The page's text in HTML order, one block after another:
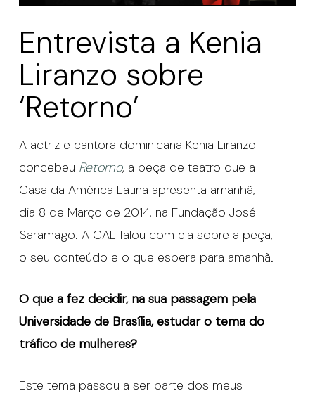
Entrevista a Kenia
Liranzo sobre
‘Retorno’
A actriz e cantora dominicana Kenia Liranzo
concebeu Retorno, a peça de teatro que a
Casa da América Latina apresenta amanhã,
dia 8 de Março de 2014, na Fundação José
Saramago. A CAL falou com ela sobre a peça,
o seu conteúdo e o que espera para amanhã.
O que a fez decidir, na sua passagem pela
Universidade de Brasília, estudar o tema do
tráfico de mulheres?
Este tema passou a ser parte dos meus